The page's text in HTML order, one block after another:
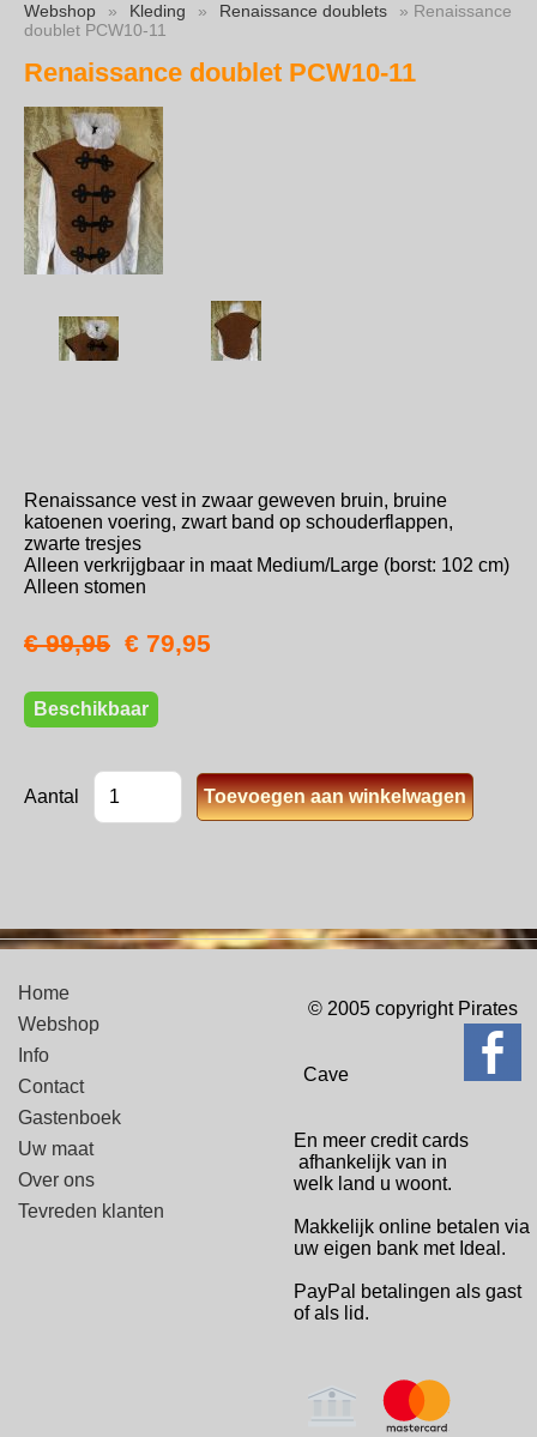
Webshop » Kleding » Renaissance doublets
» Renaissance
doublet PCW10-11
Renaissance doublet PCW10-11
Renaissance vest in zwaar geweven bruin, bruine
katoenen voering, zwart band op schouderflappen,
zwarte tresjes
Alleen verkrijgbaar in maat Medium/Large (borst: 102 cm)
Alleen stomen
€ 99,95 € 79,95
Beschikbaar
Aantal
Home
Webshop
Info
Contact
Gastenboek
Uw maat
Over ons
Tevreden klanten
© 2005 copyright Pirates
Cave
En meer credit cards
afhankelijk van in
welk land u woont.
Makkelijk online betalen via
uw eigen bank met Ideal.
PayPal betalingen als gast
of als lid.